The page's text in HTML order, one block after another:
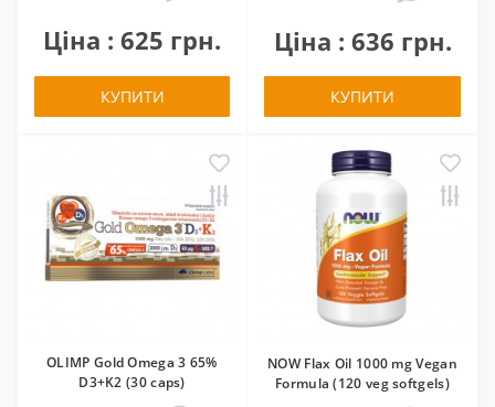
Ціна : 625 грн.
КУПИТИ
Ціна : 636 грн.
КУПИТИ
OLIMP Gold Omega 3 65%
D3+K2 (30 caps)
NOW Flax Oil 1000 mg Vegan
Formula (120 veg softgels)